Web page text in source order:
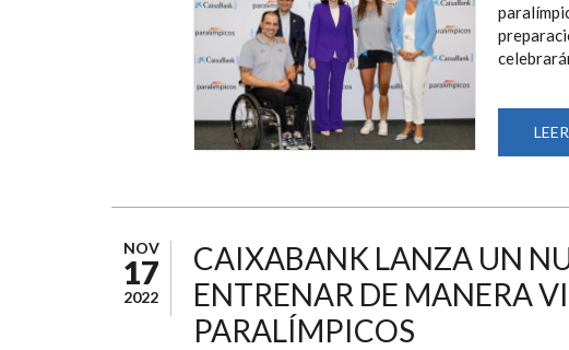
NOV
17
2022
CAIXABANK LANZA UN
ENTRENAR DE MANERA
PARALÍMPICOS